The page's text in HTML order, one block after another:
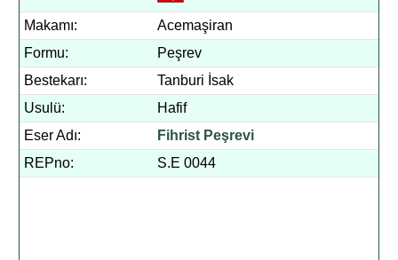
Makamı:
Acemaşiran
Formu:
Peşrev
Bestekarı:
Tanburi İsak
Usulü:
Hafif
Eser Adı:
Fihrist Peşrevi
REPno:
S.E 0044